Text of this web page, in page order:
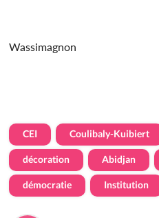
Wassimagnon
CEI Coulibaly-Kuibiert
décoration Abidjan
démocratie Institution